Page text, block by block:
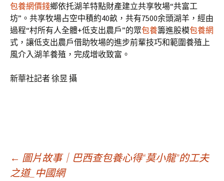
包養網價錢鄉依托湖羊特點財產建立共享牧場“共富工
坊”。共享牧場占空中積約40畝，共有7500余頭湖羊，經由
過程“村所有人全體+低支出農戶”的眾包養籌進股模包養網
式，讓低支出農戶借助牧場的進步前輩技巧和範圍養殖上
風介入湖羊養殖，完成增收致富。
新華社記者 徐昱 攝
文
← 圖片故事｜巴西查包養心得“莫小龍”的工夫
之道_中國網